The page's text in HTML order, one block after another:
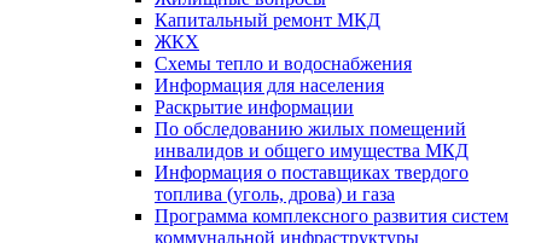
Капитальный ремонт МКД
ЖКХ
Схемы тепло и водоснабжения
Информация для населения
Раскрытие информации
По обследованию жилых помещений
инвалидов и общего имущества МКД
Информация о поставщиках твердого
топлива (уголь, дрова) и газа
Программа комплексного развития систем
коммунальной инфраструктуры